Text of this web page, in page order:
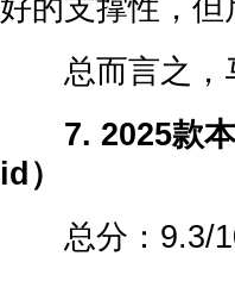
好的支撑性，
总而言之，马
7. 2025款本
id）
总分：9.3/10